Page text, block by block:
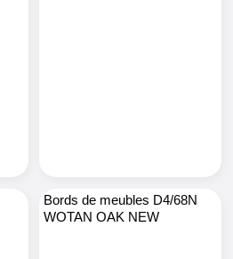
Bords de meubles D4/68N
WOTAN OAK NEW